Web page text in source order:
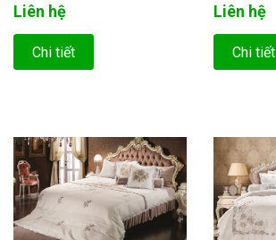
Liên hệ
Chi tiết
Liên hệ
Chi tiết